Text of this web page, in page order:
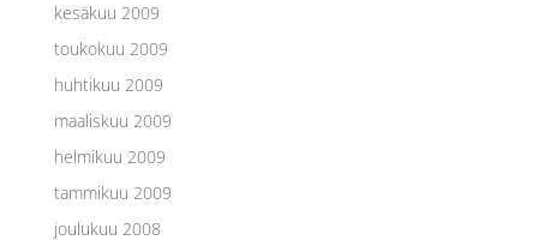
kesäkuu 2009
toukokuu 2009
huhtikuu 2009
maaliskuu 2009
helmikuu 2009
tammikuu 2009
joulukuu 2008